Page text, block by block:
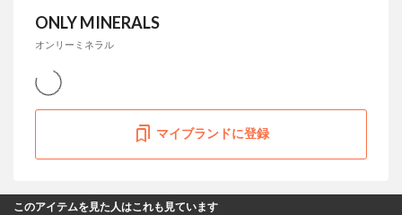
ONLY MINERALS
オンリーミネラル
マイブランドに登録
このアイテムを見た人はこれも見ています